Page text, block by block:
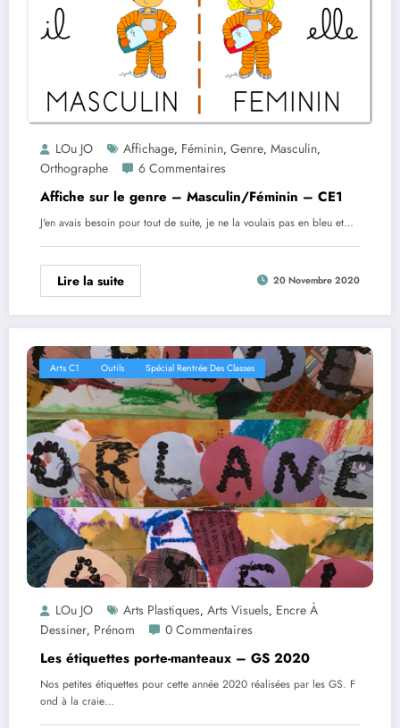
LOu JO Affichage, Féminin, Genre, Masculin,
Orthographe 6 Commentaires
Affiche sur le genre – Masculin/Féminin – CE1
J'en avais besoin pour tout de suite, je ne la voulais pas en bleu et…
Lire la suite 20 Novembre 2020
Arts C1 Outils Spécial Rentrée Des Classes
LOu JO Arts Plastiques, Arts Visuels, Encre À
Dessiner, Prénom 0 Commentaires
Les étiquettes porte-manteaux – GS 2020
Nos petites étiquettes pour cette année 2020 réalisées par les GS. F
ond à la craie…